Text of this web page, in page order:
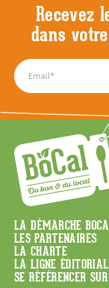
Recevez
dans
Menu
Footer
LA DÉMARCHE
LES PARTENAIRES
LA CHARTE
LA LIGNE
SE RÉFÉRENCER